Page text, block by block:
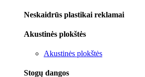
Neskaidrūs plastikai reklamai
Akustinės plokštės
Akustinės plokštės
Stogų dangos